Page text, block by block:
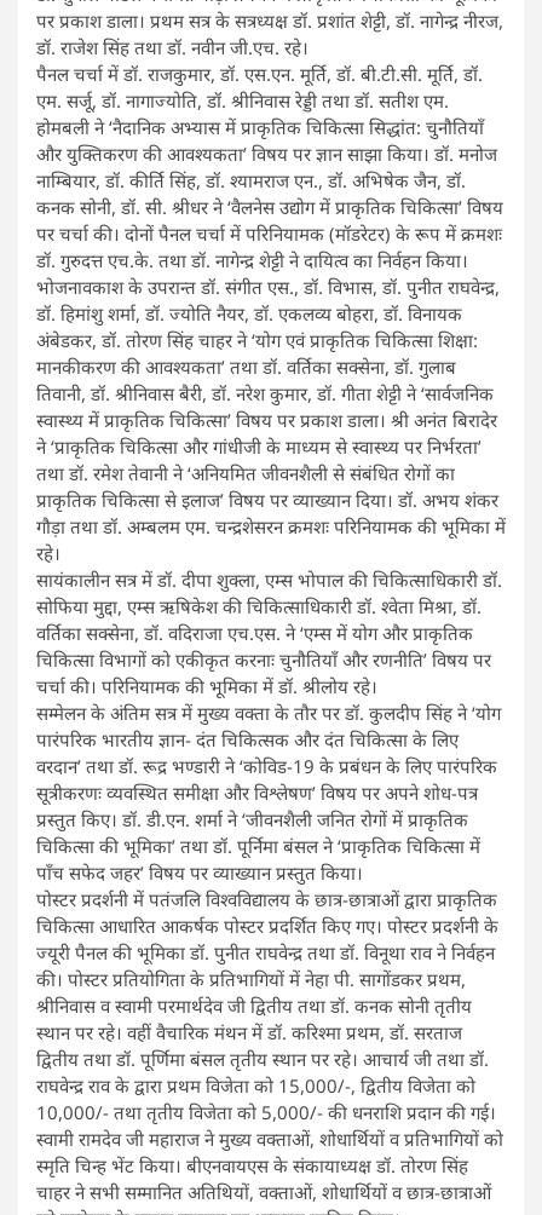
पर प्रकाश डाला। प्रथम सत्र के सत्रध्यक्ष डॉ. प्रशांत शेट्टी, डॉ. नागेन्द्र नीरज,
डॉ. राजेश सिंह तथा डॉ. नवीन जी.एच. रहे।
पैनल चर्चा में डॉ. राजकुमार, डॉ. एस.एन. मूर्ति, डॉ. बी.टी.सी. मूर्ति, डॉ.
एम. सर्जू, डॉ. नागाज्योति, डॉ. श्रीनिवास रेड्डी तथा डॉ. सतीश एम.
होमबली ने ‘नैदानिक ​​अभ्यास में प्राकृतिक चिकित्सा सिद्धांत: चुनौतियाँ
और युक्तिकरण की आवश्यकता’ विषय पर ज्ञान साझा किया। डॉ. मनोज
नाम्बियार, डॉ. कीर्ति सिंह, डॉ. श्यामराज एन., डॉ. अभिषेक जैन, डॉ.
कनक सोनी, डॉ. सी. श्रीधर ने ‘वैलनेस उद्योग में प्राकृतिक चिकित्सा’ विषय
पर चर्चा की। दोनों पैनल चर्चा में परिनियामक (मॉडरेटर) के रूप में क्रमशः
डॉ. गुरुदत्त एच.के. तथा डॉ. नागेन्द्र शेट्टी ने दायित्व का निर्वहन किया।
भोजनावकाश के उपरान्त डॉ. संगीत एस., डॉ. विभास, डॉ. पुनीत राघवेन्द्र,
डॉ. हिमांशु शर्मा, डॉ. ज्योति नैयर, डॉ. एकलव्य बोहरा, डॉ. विनायक
अंबेडकर, डॉ. तोरण सिंह चाहर ने ‘योग एवं प्राकृतिक चिकित्सा शिक्षा:
मानकीकरण की आवश्यकता’ तथा डॉ. वर्तिका सक्सेना, डॉ. गुलाब
तिवानी, डॉ. श्रीनिवास बैरी, डॉ. नरेश कुमार, डॉ. गीता शेट्टी ने ‘सार्वजनिक
स्वास्थ्य में प्राकृतिक चिकित्सा’ विषय पर प्रकाश डाला। श्री अनंत बिरादेर
ने ‘प्राकृतिक चिकित्सा और गांधीजी के माध्यम से स्वास्थ्य पर निर्भरता’
तथा डॉ. रमेश तेवानी ने ‘अनियमित जीवनशैली से संबंधित रोगों का
प्राकृतिक चिकित्सा से इलाज’ विषय पर व्याख्यान दिया। डॉ. अभय शंकर
गौड़ा तथा डॉ. अम्बलम एम. चन्द्रशेसरन क्रमशः परिनियामक की भूमिका में
रहे।
सायंकालीन सत्र में डॉ. दीपा शुक्ला, एम्स भोपाल की चिकित्साधिकारी डॉ.
सोफिया मुद्दा, एम्स ऋषिकेश की चिकित्साधिकारी डॉ. श्वेता मिश्रा, डॉ.
वर्तिका सक्सेना, डॉ. वदिराजा एच.एस. ने ‘एम्स में योग और प्राकृतिक
चिकित्सा विभागों को एकीकृत करनाः चुनौतियाँ और रणनीति’ विषय पर
चर्चा की। परिनियामक की भूमिका में डॉ. श्रीलोय रहे।
सम्मेलन के अंतिम सत्र में मुख्य वक्ता के तौर पर डॉ. कुलदीप सिंह ने ‘योग
पारंपरिक भारतीय ज्ञान- दंत चिकित्सक और दंत चिकित्सा के लिए
वरदान’ तथा डॉ. रूद्र भण्डारी ने ‘कोविड-19 के प्रबंधन के लिए पारंपरिक
सूत्रीकरणः व्यवस्थित समीक्षा और विश्लेषण’ विषय पर अपने शोध-पत्र
प्रस्तुत किए। डॉ. डी.एन. शर्मा ने ‘जीवनशैली जनित रोगों में प्राकृतिक
चिकित्सा की भूमिका’ तथा डॉ. पूर्निमा बंसल ने ‘प्राकृतिक चिकित्सा में
पाँच सफेद जहर’ विषय पर व्याख्यान प्रस्तुत किया।
पोस्टर प्रदर्शनी में पतंजलि विश्वविद्यालय के छात्र-छात्राओं द्वारा प्राकृतिक
चिकित्सा आधारित आकर्षक पोस्टर प्रदर्शित किए गए। पोस्टर प्रदर्शनी के
ज्यूरी पैनल की भूमिका डॉ. पुनीत राघवेन्द्र तथा डॉ. विनूथा राव ने निर्वहन
की। पोस्टर प्रतियोगिता के प्रतिभागियों में नेहा पी. सागोंडकर प्रथम,
श्रीनिवास व स्वामी परमार्थदेव जी द्वितीय तथा डॉ. कनक सोनी तृतीय
स्थान पर रहे। वहीं वैचारिक मंथन में डॉ. करिश्मा प्रथम, डॉ. सरताज
द्वितीय तथा डॉ. पूर्णिमा बंसल तृतीय स्थान पर रहे। आचार्य जी तथा डॉ.
राघवेन्द्र राव के द्वारा प्रथम विजेता को 15,000/-, द्वितीय विजेता को
10,000/- तथा तृतीय विजेता को 5,000/- की धनराशि प्रदान की गई।
स्वामी रामदेव जी महाराज ने मुख्य वक्ताओं, शोधार्थियों व प्रतिभागियों को
स्मृति चिन्ह भेंट किया। बीएनवायएस के संकायाध्यक्ष डॉ. तोरण सिंह
चाहर ने सभी सम्मानित अतिथियों, वक्ताओं, शोधार्थियों व छात्र-छात्राओं